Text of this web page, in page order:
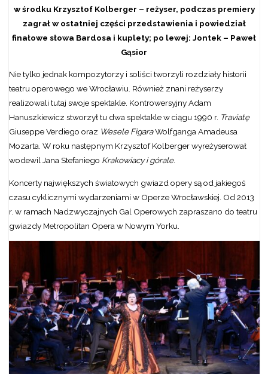
w środku Krzysztof Kolberger – reżyser, podczas premiery
zagrał w ostatniej części przedstawienia i powiedział
finałowe słowa Bardosa i kuplety; po lewej: Jontek – Paweł
Gąsior
Nie tylko jednak kompozytorzy i soliści tworzyli rozdziały historii
teatru operowego we Wrocławiu. Również znani reżyserzy
realizowali tutaj swoje spektakle. Kontrowersyjny Adam
Hanuszkiewicz stworzył tu dwa spektakle w ciągu 1990 r. Traviatę
Giuseppe Verdiego oraz Wesele FigaraWolfganga Amadeusa
Mozarta. W roku następnym Krzysztof Kolberger wyreżyserował
wodewil Jana Stefaniego Krakowiacy i górale.
Koncerty największych światowych gwiazd opery są od jakiegoś
czasu cyklicznymi wydarzeniami w Operze Wrocławskiej. Od 2013
r. w ramach Nadzwyczajnych Gal Operowych zapraszano do teatru
gwiazdy Metropolitan Opera w Nowym Yorku.